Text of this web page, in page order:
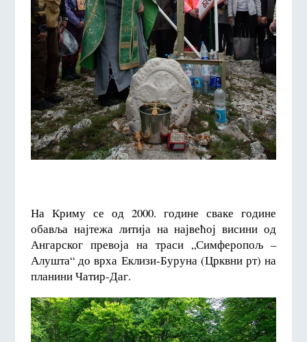
На Криму се од 2000. године сваке године
обавља најтежа литија на највећој висини од
Ангарског превоја на траси „Симферопољ –
Алушта“ до врха Еклизи-Буруна (Црквни рт) на
планини Чатир-Даг.